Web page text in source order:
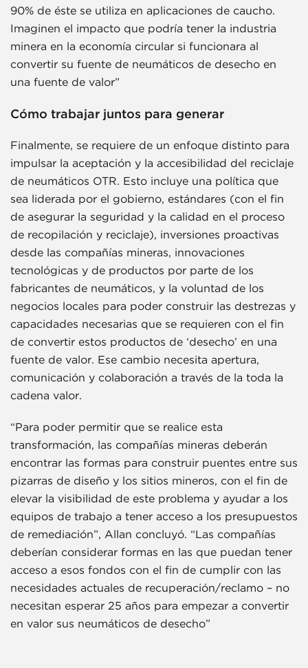
90% de éste se utiliza en aplicaciones de caucho.
Imaginen el impacto que podría tener la industria
minera en la economía circular si funcionara al
convertir su fuente de neumáticos de desecho en
una fuente de valor”
Cómo trabajar juntos para generar
Finalmente, se requiere de un enfoque distinto para
impulsar la aceptación y la accesibilidad del reciclaje
de neumáticos OTR. Esto incluye una política que
sea liderada por el gobierno, estándares (con el fin
de asegurar la seguridad y la calidad en el proceso
de recopilación y reciclaje), inversiones proactivas
desde las compañías mineras, innovaciones
tecnológicas y de productos por parte de los
fabricantes de neumáticos, y la voluntad de los
negocios locales para poder construir las destrezas y
capacidades necesarias que se requieren con el fin
de convertir estos productos de ‘desecho’ en una
fuente de valor. Ese cambio necesita apertura,
comunicación y colaboración a través de la toda la
cadena valor.
“Para poder permitir que se realice esta
transformación, las compañías mineras deberán
encontrar las formas para construir puentes entre sus
pizarras de diseño y los sitios mineros, con el fin de
elevar la visibilidad de este problema y ayudar a los
equipos de trabajo a tener acceso a los presupuestos
de remediación”, Allan concluyó. “Las compañías
deberían considerar formas en las que puedan tener
acceso a esos fondos con el fin de cumplir con las
necesidades actuales de recuperación/reclamo – no
necesitan esperar 25 años para empezar a convertir
en valor sus neumáticos de desecho”